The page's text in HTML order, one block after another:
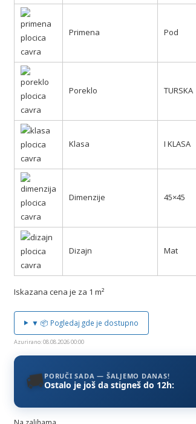
Primena Pod
Poreklo TURSKA
Klasa I KLASA
Dimenzije 45×45
Dizajn Mat
Iskazana cena je za 1 m²
▼ 📦 Pogledaj gde je dostupno
Azurirano: 08.08.2026 00:00
🚚PORUČI SADA — ŠALJEMO DANAS!
Ostalo je još da stigneš do 12h: